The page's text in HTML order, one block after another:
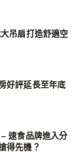
吊扇打造舒適空
好評延長至年底
速食品牌進入分
得先機？